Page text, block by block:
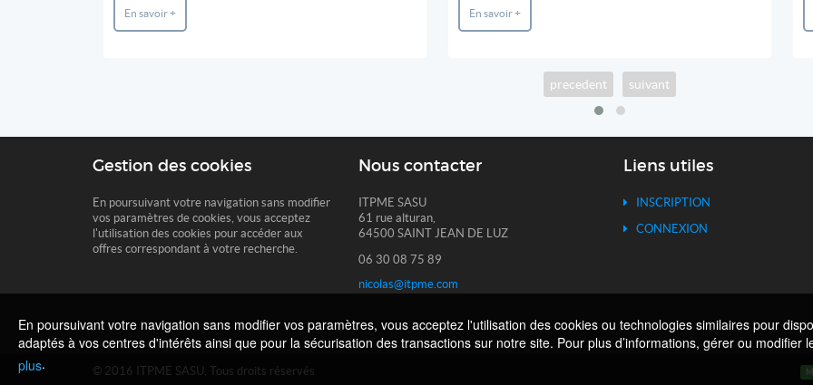
En savoir + En savoir +
precedent suivant
Gestion des cookies
En poursuivant votre navigation sans modifier
vos paramètres de cookies, vous acceptez
l'utilisation des cookies pour accéder aux
offres correspondant à votre recherche.
Nous contacter
ITPME SASU
61 rue alturan,
64500 SAINT JEAN DE LUZ
06 30 08 75 89
nicolas@itpme.com
Liens utiles
INSCRIPTION
CONNEXION
© 2016 ITPME SASU, Tous droits réservés
En poursuivant votre navigation sans modifier vos paramètres, vous acceptez l'utilisation des cookies ou technologies similaires pour
adaptés à vos centres d'intérêts ainsi que pour la sécurisation des transactions sur notre site. Pour plus d’informations, gérer ou modifier
plus.